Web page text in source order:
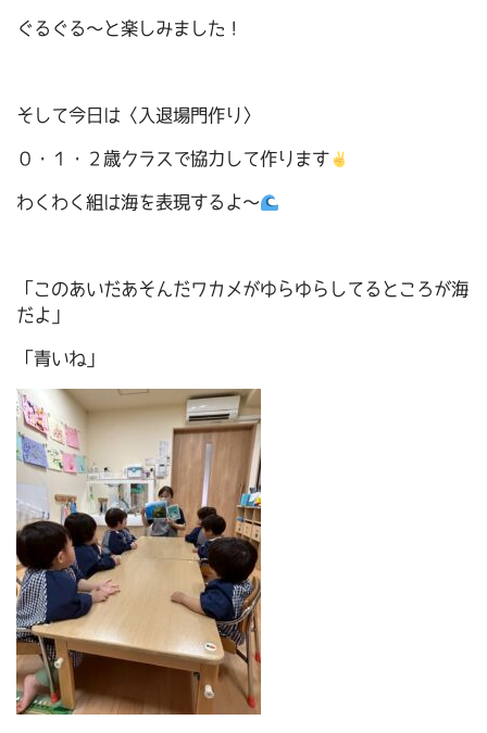
ぐるぐる～と楽しみました！
そして今日は〈入退場門作り〉
０・１・２歳クラスで協力して作ります
わくわく組は海を表現するよ～
「このあいだあそんだワカメがゆらゆらしてるところが海
だよ」
「青いね」